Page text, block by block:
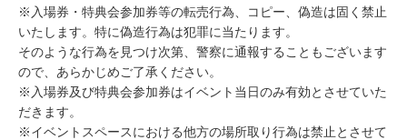
※入場券・特典会参加券等の転売行為、コピー、偽造は固く禁止
いたします。特に偽造行為は犯罪に当たります。
そのような行為を見つけ次第、警察に通報することもございます
ので、あらかじめご了承ください。
※入場券及び特典会参加券はイベント当日のみ有効とさせていた
だきます。
※イベントスペースにおける他方の場所取り行為は禁止とさせて